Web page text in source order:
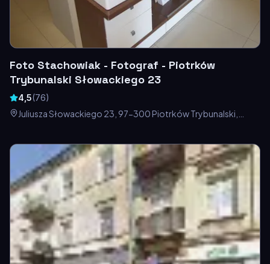
Foto Stachowiak - Fotograf - Piotrków
Trybunalski Słowackiego 23
4,5(76)
Juliusza Słowackiego 23, 97-300 Piotrków Trybunalski,